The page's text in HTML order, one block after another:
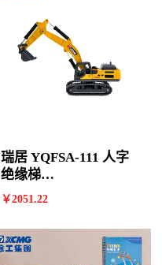
瑞居 YQFSA-111 人字
绝缘梯
3105*730*2085mm 10
￥2051.22